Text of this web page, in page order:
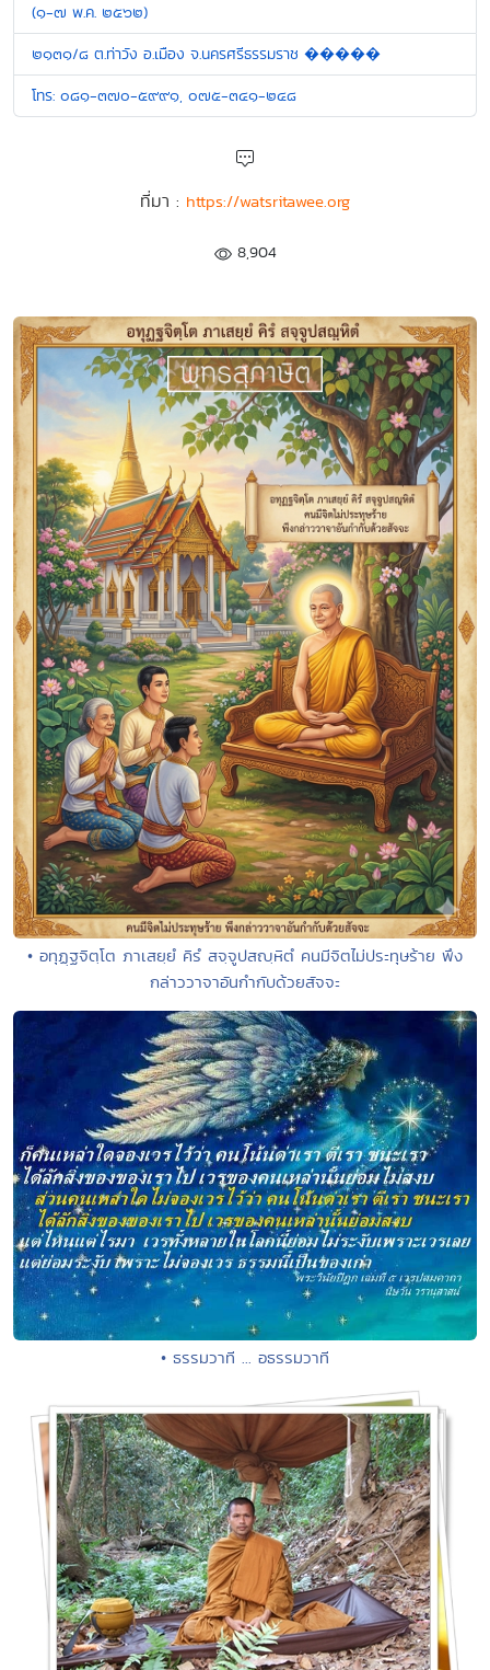
(๑-๗ พ.ค. ๒๕๖๒)
๒๑๓๑/๘ ต.ท่าวัง อ.เมือง จ.นครศรีธรรมราช �����
โทร: ๐๘๑-๓๗๐-๕๙๙๑, ๐๗๕-๓๔๑-๒๔๘
ที่มา : https://watsritawee.org
8,904
• อทุฏฺฐจิตฺโต ภาเสยฺยํ คิรํ สจฺจูปสญฺหิตํ คนมีจิตไม่ประทุษร้าย พึง
กล่าววาจาอันกำกับด้วยสัจจะ
• ธรรมวาที ... อธรรมวาที